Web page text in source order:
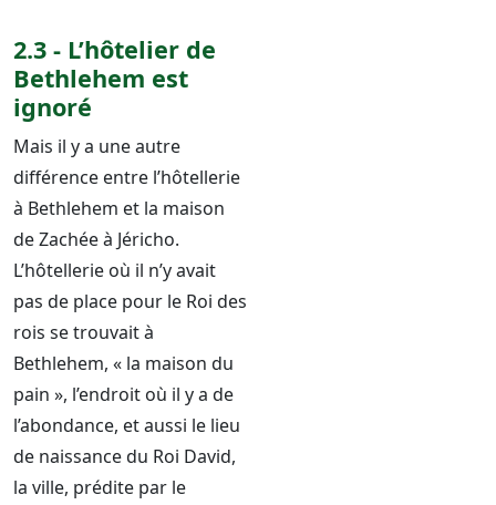
2.3 - L’hôtelier de
Bethlehem est
ignoré
Mais il y a une autre
différence entre l’hôtellerie
à Bethlehem et la maison
de Zachée à Jéricho.
L’hôtellerie où il n’y avait
pas de place pour le Roi des
rois se trouvait à
Bethlehem, « la maison du
pain », l’endroit où il y a de
l’abondance, et aussi le lieu
de naissance du Roi David,
la ville, prédite par le